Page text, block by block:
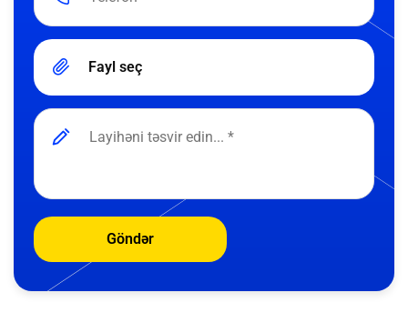
Fayl seç
Göndər